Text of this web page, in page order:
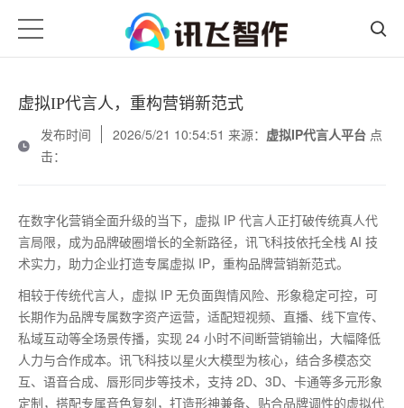
虚拟IP代言人，重构营销新范式
发布时间
2026/5/21 10:54:51 来源： 虚拟IP代言人平台 点
击：
在数字化营销全面升级的当下，虚拟 IP 代言人正打破传统真人代
言局限，成为品牌破圈增长的全新路径，讯飞科技依托全栈 AI 技
术实力，助力企业打造专属虚拟 IP，重构品牌营销新范式。
相较于传统代言人，虚拟 IP 无负面舆情风险、形象稳定可控，可
长期作为品牌专属数字资产运营，适配短视频、直播、线下宣传、
私域互动等全场景传播，实现 24 小时不间断营销输出，大幅降低
人力与合作成本。讯飞科技以星火大模型为核心，结合多模态交
互、语音合成、唇形同步等技术，支持 2D、 3D、卡通等多元形象
定制，搭配专属音色复刻，打造形神兼备、贴合品牌调性的虚拟代